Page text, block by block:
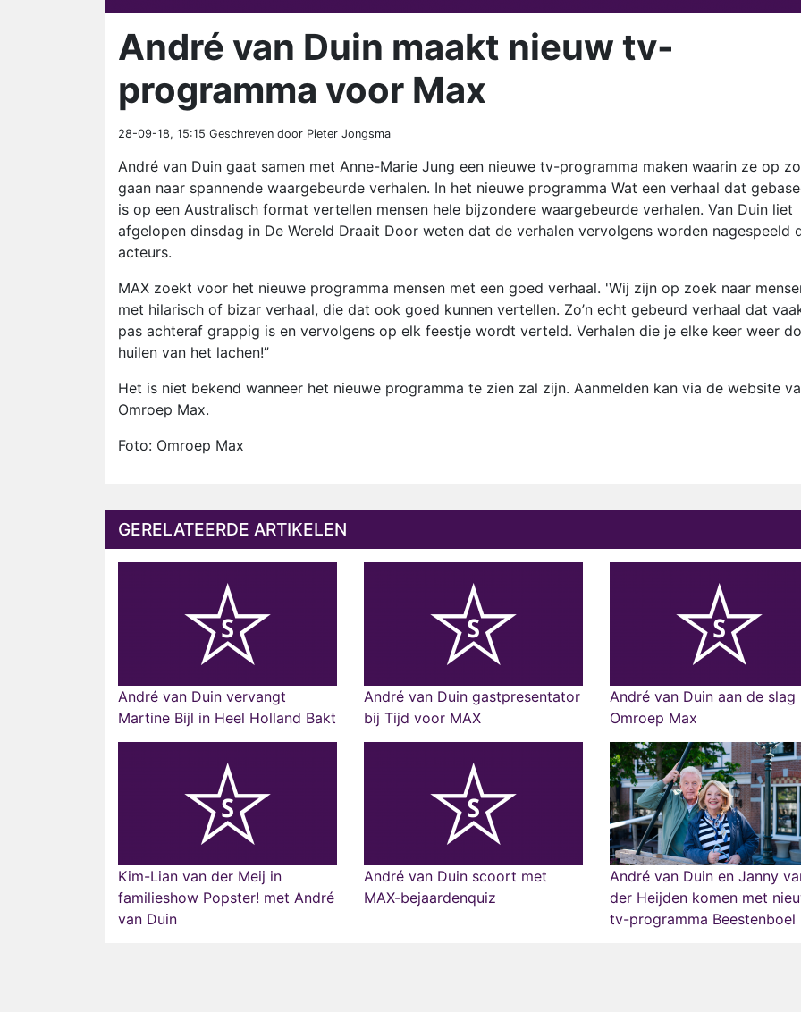
André van Duin maakt nieuw tv-
programma voor Max
28-09-18, 15:15 Geschreven door Pieter Jongsma
André van Duin gaat samen met Anne-Marie Jung een nieuwe tv-programma maken waarin ze op
gaan naar spannende waargebeurde verhalen. In het nieuwe programma Wat een verhaal dat
is op een Australisch format vertellen mensen hele bijzondere waargebeurde verhalen. Van Duin liet
afgelopen dinsdag in De Wereld Draait Door weten dat de verhalen vervolgens worden nagespeeld
acteurs.
MAX zoekt voor het nieuwe programma mensen met een goed verhaal. 'Wij zijn op zoek naar
met hilarisch of bizar verhaal, die dat ook goed kunnen vertellen. Zo’n echt gebeurd verhaal dat
pas achteraf grappig is en vervolgens op elk feestje wordt verteld. Verhalen die je elke keer weer
huilen van het lachen!”
Het is niet bekend wanneer het nieuwe programma te zien zal zijn. Aanmelden kan via de website
Omroep Max.
Foto: Omroep Max
GERELATEERDE ARTIKELEN
André van Duin vervangt
Martine Bijl in Heel Holland Bakt
André van Duin gastpresentator
bij Tijd voor MAX
André van Duin aan de slag
Omroep Max
Kim-Lian van der Meij in
familieshow Popster! met André
van Duin
André van Duin scoort met
MAX-bejaardenquiz
André van Duin en Janny
der Heijden komen met
tv-programma Beestenboel